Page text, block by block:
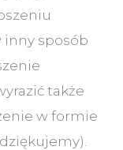
inny sposób
także
w formie